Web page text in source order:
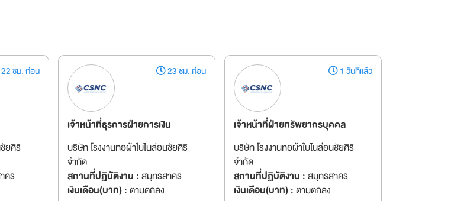
ชม. ก่อน
ยศิริ
คร
23 ชม. ก่อน
เจ้าหน้าที่ธุรการฝ่ายการเงิน
บริษัท โรงงานทอผ้าใบไนล่อนชัยศิริ
จำกัด
สถานที่ปฏิบัติงาน :สมุทรสาคร
เงินเดือน(บาท) :ตามตกลง
1 วันที่แล้ว
เจ้าหน้าที่ฝ่ายทรัพยากรบุคคล
บริษัท โรงงานทอผ้าใบไนล่อนชัยศิริ
จำกัด
สถานที่ปฏิบัติงาน :สมุทรสาคร
เงินเดือน(บาท) :ตามตกลง